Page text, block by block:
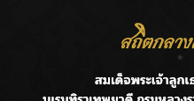
กรมชลฯ รับฟังประชาชน ติด
ระบายน้ำศรีสองรักฯ